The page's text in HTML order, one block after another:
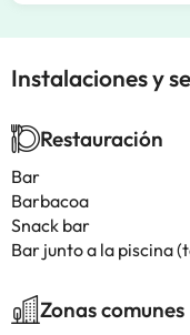
Instalaciones y
Restauración
Bar
Barbacoa
Snack bar
Bar junto a la piscina
Zonas comunes